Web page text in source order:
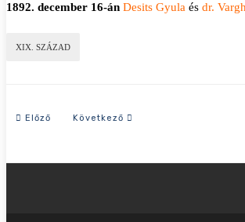
1892. december 16-án Desits Gyula és dr.
XIX. SZÁZAD
Előző cikk: 1897-es év eseményei
Előző Következő cikk: 1882-es év
Következő